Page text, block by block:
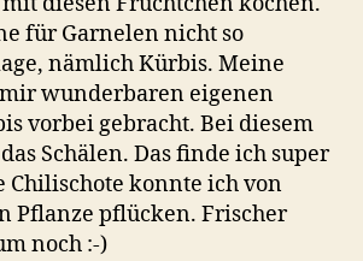
für Garnelen nicht so
nämlich Kürbis. Meine
wunderbaren eigenen
vorbei gebracht. Bei diesem
Schälen. Das finde ich super
Chilischote konnte ich von
Pflanze pflücken. Frischer
noch :-)